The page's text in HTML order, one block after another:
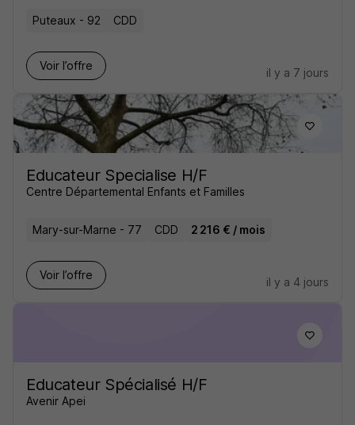
Puteaux - 92 CDD
Voir l’offre
il y a 7 jours
Educateur Specialise H/F
Centre Départemental Enfants et Familles
Mary-sur-Marne - 77 CDD 2 216 € / mois
Voir l’offre
il y a 4 jours
Educateur Spécialisé H/F
Avenir Apei